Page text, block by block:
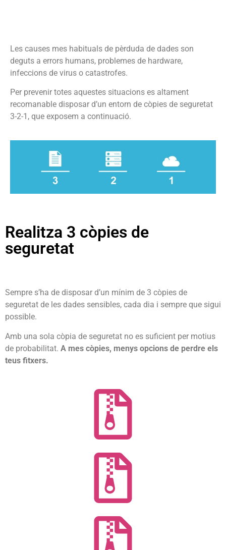
Les causes mes habituals de pèrduda de dades son
deguts a errors humans, problemes de hardware,
infeccions de virus o catastrofes.
Per prevenir totes aquestes situacions es altament
recomanable disposar d’un entorn de còpies de seguretat
3-2-1, que exposem a continuació.
Realitza 3 còpies de
seguretat
Sempre s’ha de disposar d’un mínim de 3 còpies de
seguretat de les dades sensibles, cada dia i sempre que sigui
possible.
Amb una sola còpia de seguretat no es suficient per motius
de probabilitat. A mes còpies, menys opcions de perdre els
teus fitxers.